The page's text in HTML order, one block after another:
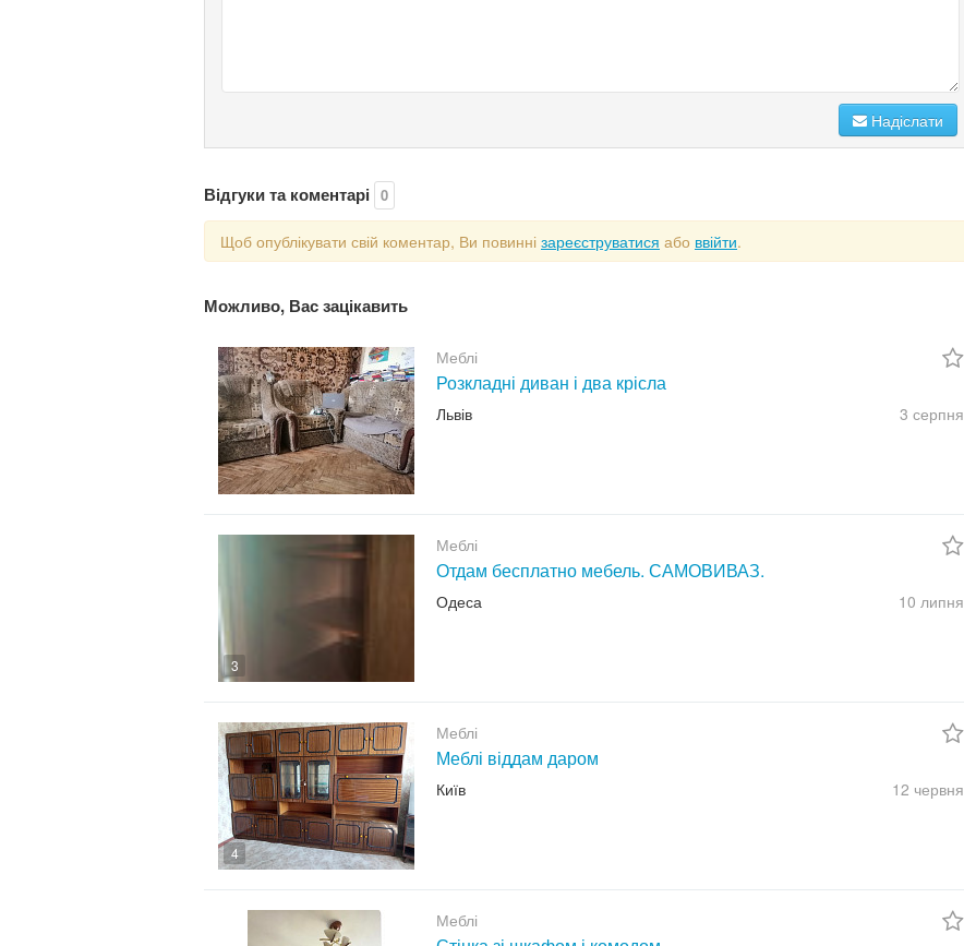
Надіслати
Відгуки та коментарі 0
Щоб опублікувати свій коментар, Ви повинні зареєструватися або ввійти.
Можливо, Вас зацікавить
Меблі
Розкладні диван і два крісла
Львів 3 серпня
3
Меблі
Отдам бесплатно мебель. САМОВИВАЗ.
Одеса 10 липня
4
Меблі
Меблі віддам даром
Київ 12 червня
Меблі